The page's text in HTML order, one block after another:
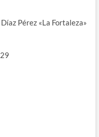
Pérez «La Fortaleza»